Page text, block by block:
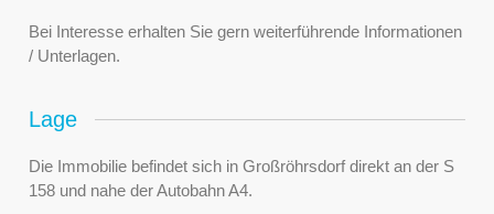
Bei Interesse erhalten Sie gern weiterführende Informationen
/ Unterlagen.
Lage
Die Immobilie befindet sich in Großröhrsdorf direkt an der S
158 und nahe der Autobahn A4.